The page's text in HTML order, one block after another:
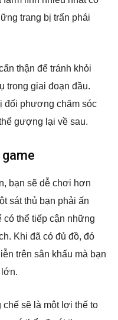
trang bị trấn phái
thận để tránh khỏi
trong giai đoạn đầu.
đối phương chăm sóc
gượng lại về sau.
bạn sẽ dễ chơi hơn
sát thủ bạn phải ấn
thể tiếp cận những
Khi đã có đủ đồ, đó
trên sân khấu mà bạn
sẽ là một lợi thế to